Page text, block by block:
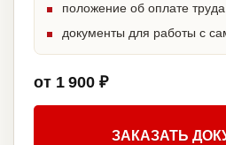
положение об оплате труда
документы для работы с
от 1 900 ₽
ЗАКАЗАТЬ